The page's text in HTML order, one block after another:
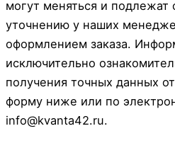
могут меняться и подлежат
уточнению у наших
оформлением заказа.
исключительно
получения точных данных
форму ниже или по
info@kvanta42.ru.